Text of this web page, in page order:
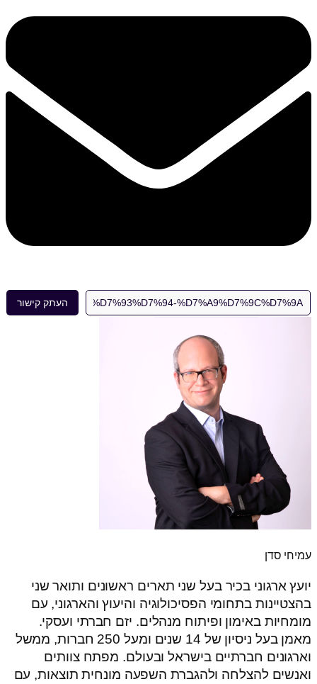
העתק קישור
עמיחי סדן
יועץ ארגוני בכיר בעל שני תארים ראשונים ותואר שני
בהצטיינות בתחומי הפסיכולוגיה והיעוץ והארגוני, עם
מומחיות באימון ופיתוח מנהלים. יזם חברתי ועסקי.
מאמן בעל ניסיון של 14 שנים ומעל 250 חברות, ממשל
וארגונים חברתיים בישראל ובעולם. מפתח צוותים
ואנשים להצלחה ולהגברת השפעה מונחית תוצאות, עם